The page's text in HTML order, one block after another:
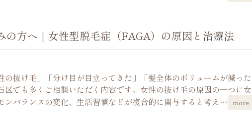
の方へ｜女性型脱毛症（FAGA）の原因と治療法
抜け毛」「分け目が目立ってきた」「髪全体のボリュームが減った
でも多くご相談いただく内容です。女性の抜け毛の原因の一つに女
バランスの変化、生活習慣などが複合的に関与すると考え…
more